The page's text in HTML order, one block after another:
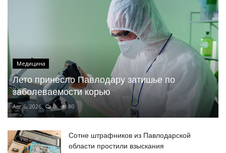
Медицина
Лето принесло Павлодару затишье по
заболеваемости корью
Авг 6, 2026 0 80
Сотне штрафников из Павлодарской
области простили взыскания